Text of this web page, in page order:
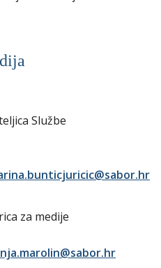
Službe
za medije